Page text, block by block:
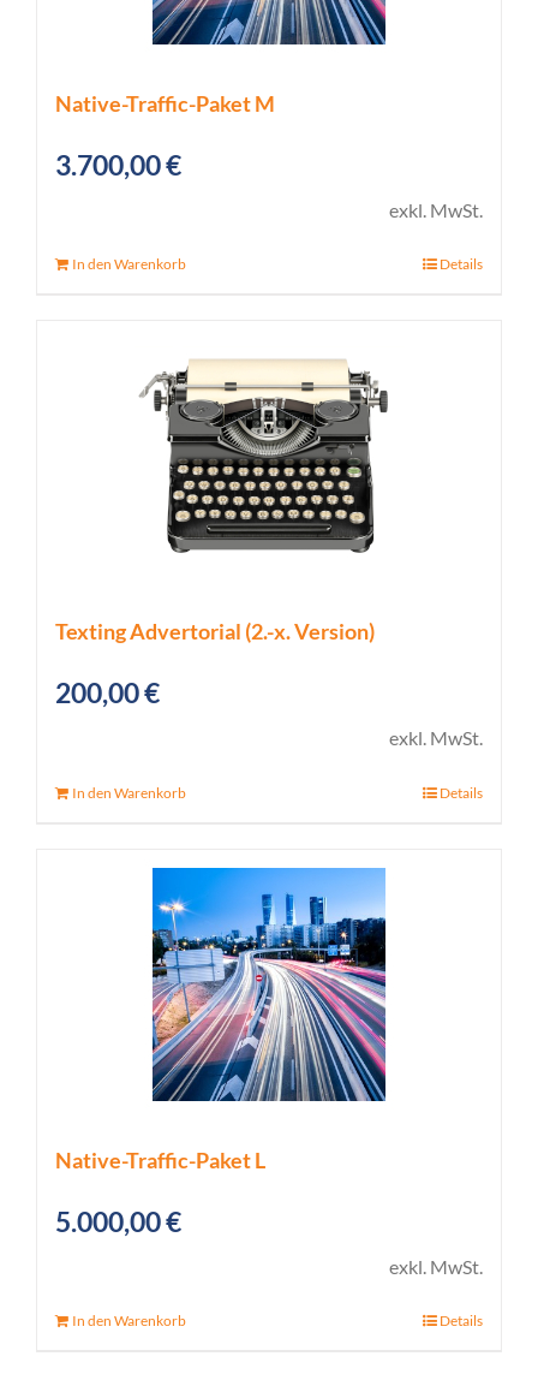
Native-Traffic-Paket M
3.700,00€
exkl. MwSt.
In den Warenkorb Details
Texting Advertorial (2.-x. Version)
200,00€
exkl. MwSt.
In den Warenkorb Details
Native-Traffic-Paket L
5.000,00€
exkl. MwSt.
In den Warenkorb Details